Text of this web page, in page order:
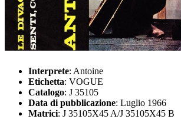
Interprete: Antoine
Etichetta: VOGUE
Catalogo: J 35105
Data di pubblicazione: Luglio 1966
Matrici: J 35105X45 A/J 35105X45 B